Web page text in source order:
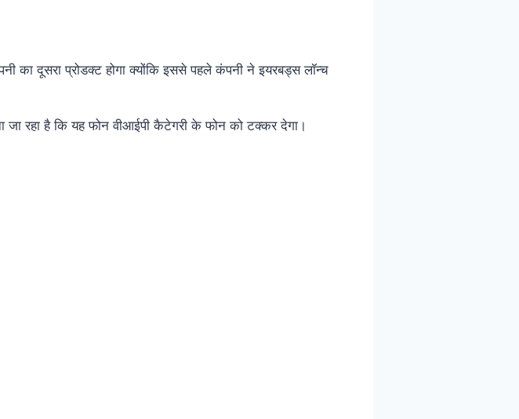
का दूसरा प्रोडक्ट होगा क्योंकि इससे पहले कंपनी ने इयरबड्स लॉन्च
रहा है कि यह फोन वीआईपी कैटेगरी के फोन को टक्कर देगा।